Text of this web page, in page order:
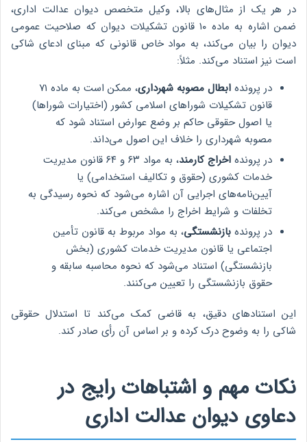
در هر یک از مثال‌های بالا، وکیل متخصص دیوان عدالت اداری،
ضمن اشاره به ماده ۱۰ قانون تشکیلات دیوان که صلاحیت عمومی
دیوان را بیان می‌کند، به مواد خاص قانونی که مبنای ادعای شاکی
است نیز استناد می‌کند. مثلاً:
در پرونده ابطال مصوبه شهرداری
، ممکن است به ماده ۷۱
قانون تشکیلات شوراهای اسلامی کشور (اختیارات شوراها)
یا اصول حقوقی حاکم بر وضع عوارض استناد شود که
مصوبه شهرداری را خلاف این اصول می‌داند.
در پرونده اخراج کارمند
، به مواد ۶۳ و ۶۴ قانون مدیریت
خدمات کشوری (حقوق و تکالیف استخدامی) یا
آیین‌نامه‌های اجرایی آن اشاره می‌شود که نحوه رسیدگی به
تخلفات و شرایط اخراج را مشخص می‌کند.
در پرونده بازنشستگی، به مواد مربوط به قانون تأمین
اجتماعی یا قانون مدیریت خدمات کشوری (بخش
بازنشستگی) استناد می‌شود که نحوه محاسبه سابقه و
حقوق بازنشستگی را تعیین می‌کنند.
این استنادهای دقیق، به قاضی کمک می‌کند تا استدلال حقوقی
شاکی را به وضوح درک کرده و بر اساس آن رأی صادر کند.
نکات مهم و اشتباهات رایج در
دعاوی دیوان عدالت اداری